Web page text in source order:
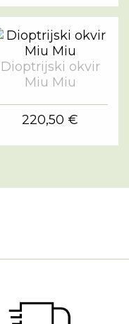
Dioptrijski okvir
Miu Miu
220,50 €